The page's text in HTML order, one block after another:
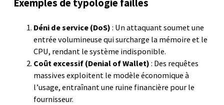
Exemples de typologie failles
Déni de service (DoS) : Un attaquant soumet une
entrée volumineuse qui surcharge la mémoire et le
CPU, rendant le système indisponible.
Coût excessif (Denial of Wallet) : Des requêtes
massives exploitent le modèle économique à
l’usage, entraînant une ruine financière pour le
fournisseur.